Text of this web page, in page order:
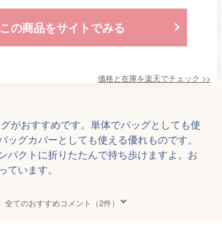
この商品をサイトでみる
価格と在庫を楽天でチェック >>
がおすすめです。単体でバッグとしても使
ッグカバーとしても使える優れものです。
パクトに折りたたんで持ち歩けますよ。お
ています。
全てのおすすめコメント（2件）